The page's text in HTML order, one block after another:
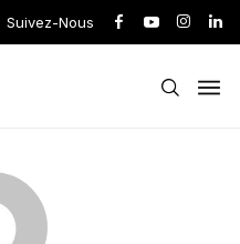
Suivez-Nous